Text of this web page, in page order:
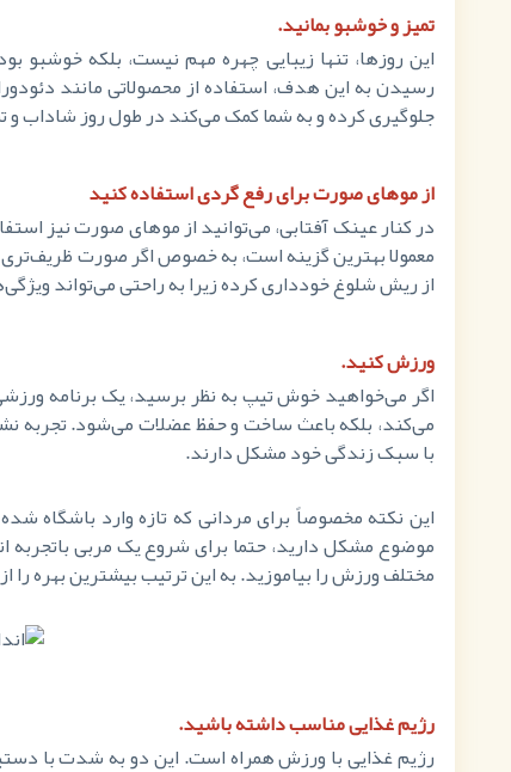
تمیز و خوشبو بمانید.
این روزها، تنها زیبایی چهره مهم نیست، بلکه
رسیدن به این هدف، استفاده از محصولاتی مانند
جلوگیری کرده و به شما کمک می‌کند در طول روز شاداب و
از موهای صورت برای رفع گردی استفاده کنید
در کنار عینک آفتابی، می‌توانید از موهای صورت نیز
معمولا بهترین گزینه است، به خصوص اگر صورت ظریف‌تری
از ریش شلوغ خودداری کرده زیرا به راحتی می‌تواند
ورزش کنید.
اگر می‌خواهید خوش تیپ به نظر برسید، یک برنامه
می‌کند، بلکه باعث ساخت و حفظ عضلات می‌شود. تجربه
با سبک زندگی خود مشکل دارند.
این نکته مخصوصاً برای مردانی که تازه وارد باشگاه
موضوع مشکل دارید، حتما برای شروع یک مربی
مختلف ورزش را بیاموزید. به این ترتیب بیشترین بهره را
رژیم غذایی مناسب داشته باشید.
رژیم غذایی با ورزش همراه است. این دو به شدت با